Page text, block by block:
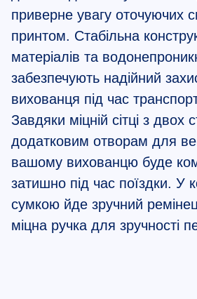
приверне увагу оточуючих
принтом. Стабільна
матеріалів та
забезпечують надійний
вихованця під час
Завдяки міцній сітці з двох
додатковим отворам для
вашому вихованцю буде
затишно під час поїздки. У
сумкою йде зручний
міцна ручка для зручності